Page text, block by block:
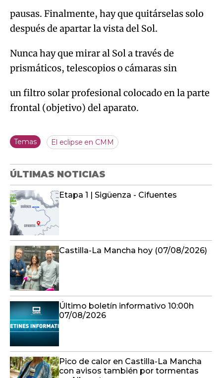
pausas. Finalmente, hay que quitárselas solo
después de apartar la vista del Sol.
Nunca hay que mirar al Sol a través de
prismáticos, telescopios o cámaras sin
un filtro solar profesional colocado en la parte
frontal (objetivo) del aparato.
Temas El eclipse en CMM
ÚLTIMAS NOTICIAS
Etapa 1 | Sigüenza - Cifuentes
Castilla-La Mancha hoy (07/08/2026)
Último boletín informativo 10:00h
07/08/2026
Pico de calor en Castilla-La Mancha
con avisos también por tormentas